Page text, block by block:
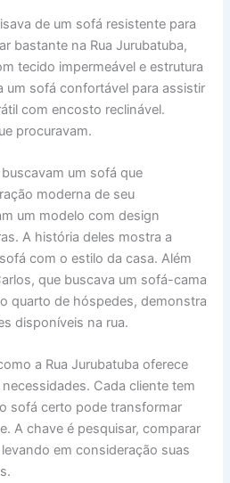
de um sofá resistente para
bastante na Rua Jurubatuba,
tecido impermeável e estrutura
um sofá confortável para assistir
com encosto reclinável.
procuravam.
um sofá que
moderna de seu
um modelo com design
A história deles mostra a
com o estilo da casa. Além
que buscava um sofá-cama
quarto de hóspedes, demonstra
disponíveis na rua.
a Rua Jurubatuba oferece
Cada cliente tem
sofá certo pode transformar
A chave é pesquisar, comparar
em consideração suas